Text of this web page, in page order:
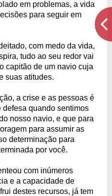
em problemas, a vida
para seguir em
com medo da vida,
tudo ao seu redor vai
capitão de um navio cuja
suas atitudes.
a crise e as pessoas é
quando sentimos
nosso navio, e que para
para assumir as
determinação para
por você.
com inúmeros
e a capacidade de
destes recursos, já tem